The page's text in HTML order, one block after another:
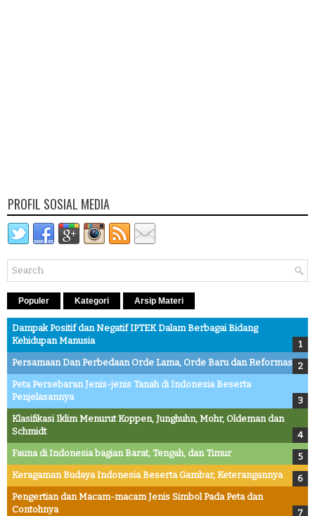
PROFIL SOSIAL MEDIA
Populer Kategori Arsip Materi
Dampak Positif dan Negatif IPTEK Dalam Berbagai Bidang
Kehidupan Manusia
Persamaan Dan Perbedaan Orde Lama, Orde Baru dan Reformasi
Peta Persebaran Jenis-jenis Tanah di Indonesia Beserta
Penjelasannya
Klasifikasi Iklim Menurut Koppen, Junghuhn, Mohr, Oldeman dan
Schmidt
Fauna di Indonesia bagian Barat, Tengah, dan Timur
Keragaman Budaya Indonesia Beserta Gambar, Keterangannya
Pengertian dan Macam-macam Jenis Simbol Pada Peta dan
Contohnya